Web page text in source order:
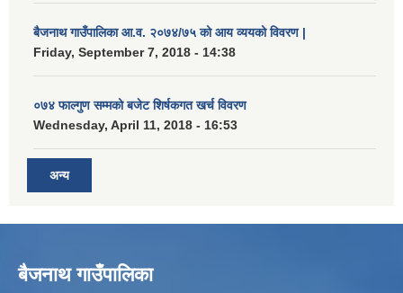
बैजनाथ गाउँपालिका आ.व. २०७४/७५ को आय व्ययको विवरण |
Friday, September 7, 2018 - 14:38
०७४ फाल्गुण सम्मको बजेट शिर्षकगत खर्च विवरण
Wednesday, April 11, 2018 - 16:53
अन्य
बैजनाथ गाउँपालिका